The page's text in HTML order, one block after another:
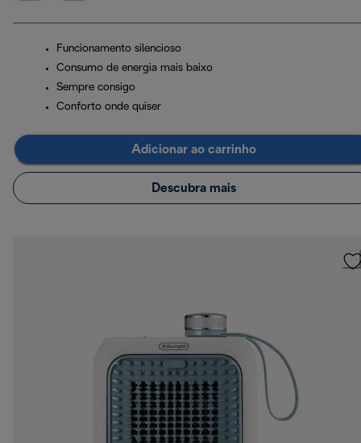
Funcionamento silencioso
Consumo de energia mais baixo
Sempre consigo
Conforto onde quiser
Adicionar ao carrinho
Descubra mais